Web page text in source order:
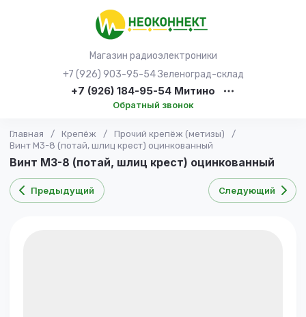
Магазин радиоэлектроники
+7 (926) 903-95-54 Зеленоград-склад
+7 (926) 184-95-54 Митино
Обратный звонок
Главная / Крепёж / Прочий крепёж (метизы)
/
Винт М3-8 (потай, шлиц крест) оцинкованный
Винт М3-8 (потай, шлиц крест) оцинкованный
Предыдущий Следующий